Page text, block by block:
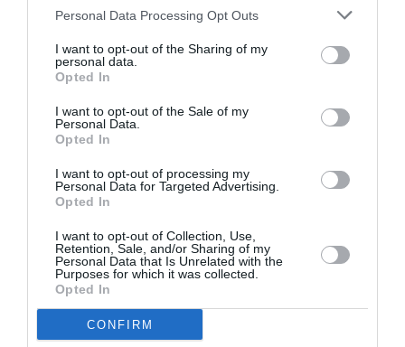
Personal Data Processing Opt Outs
I want to opt-out of the Sharing of my
personal data.
Opted In
I want to opt-out of the Sale of my
Personal Data.
Opted In
I want to opt-out of processing my
Personal Data for Targeted Advertising.
Opted In
I want to opt-out of Collection, Use,
Retention, Sale, and/or Sharing of my
Personal Data that Is Unrelated with the
Purposes for which it was collected.
Opted In
CONFIRM
speranţa de a putea avea o ţară ca afară… şi cu
românii din afară!”
Răducescu Robert
Lombardia şi filialele Bergamo, Morengo,
Mozzanica, Bariano, Romano di Lombardia,
Urgnano, Cologno al Serio, Comun Nuovo,
Stezzano, Camisano, Milano, Pavia, Varese, Lodi,
Brescia, Chiari, Crema, Montichiari, Concesio,
San Giuliano Milanese, Gaggiano.
Iorgu Iordache– Asociaţia „Europa” – Udine şi